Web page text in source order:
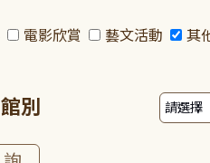
電影欣賞 藝文活動 其
館別